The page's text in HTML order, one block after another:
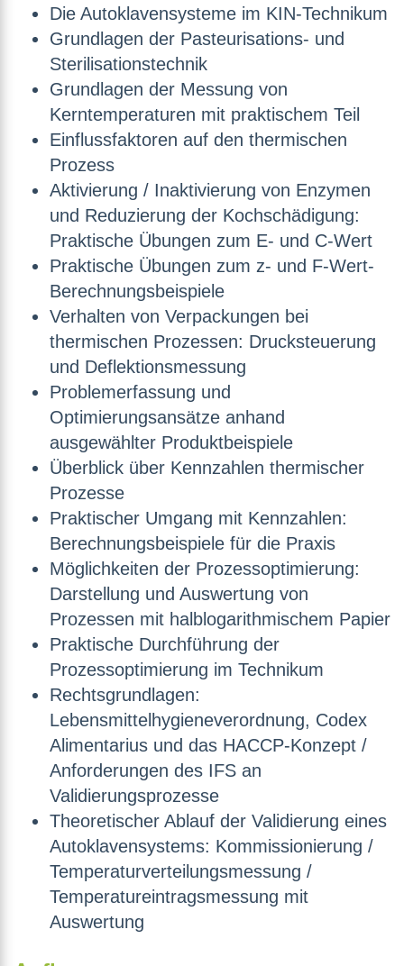
Die Autoklavensysteme im KIN-Technikum
Grundlagen der Pasteurisations- und
Sterilisationstechnik
Grundlagen der Messung von
Kerntemperaturen mit praktischem Teil
Einflussfaktoren auf den thermischen
Prozess
Aktivierung / Inaktivierung von Enzymen
und Reduzierung der Kochschädigung:
Praktische Übungen zum E- und C-Wert
Praktische Übungen zum z- und F-Wert-
Berechnungsbeispiele
Verhalten von Verpackungen bei
thermischen Prozessen: Drucksteuerung
und Deflektionsmessung
Problemerfassung und
Optimierungsansätze anhand
ausgewählter Produktbeispiele
Überblick über Kennzahlen thermischer
Prozesse
Praktischer Umgang mit Kennzahlen:
Berechnungsbeispiele für die Praxis
Möglichkeiten der Prozessoptimierung:
Darstellung und Auswertung von
Prozessen mit halblogarithmischem Papier
Praktische Durchführung der
Prozessoptimierung im Technikum
Rechtsgrundlagen:
Lebensmittelhygieneverordnung, Codex
Alimentarius und das HACCP-Konzept /
Anforderungen des IFS an
Validierungsprozesse
Theoretischer Ablauf der Validierung eines
Autoklavensystems: Kommissionierung /
Temperaturverteilungsmessung /
Temperatureintragsmessung mit
Auswertung